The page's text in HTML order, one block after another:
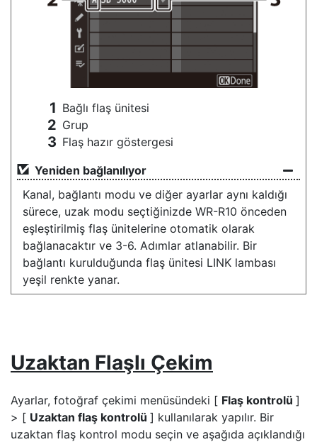
Bağlı flaş ünitesi
Grup
Flaş hazır göstergesi
Yeniden bağlanılıyor
Kanal, bağlantı modu ve diğer ayarlar aynı kaldığı
sürece, uzak modu seçtiğinizde WR-R10 önceden
eşleştirilmiş flaş ünitelerine otomatik olarak
bağlanacaktır ve 3-6. Adımlar atlanabilir. Bir
bağlantı kurulduğunda flaş ünitesi LINK lambası
yeşil renkte yanar.
Uzaktan Flaşlı Çekim
Ayarlar, fotoğraf çekimi menüsündeki [ Flaş kontrolü ]
> [ Uzaktan flaş kontrolü ] kullanılarak yapılır. Bir
uzaktan flaş kontrol modu seçin ve aşağıda açıklandığı